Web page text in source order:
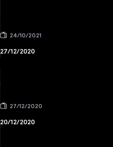
24/10/2021
27/12/2020
27/12/2020
20/12/2020